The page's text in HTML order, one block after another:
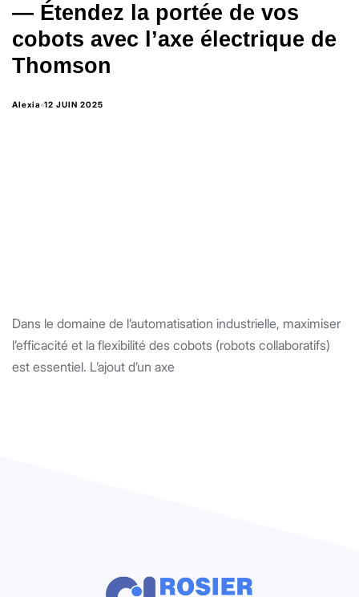
— Étendez la portée de vos
cobots avec l’axe électrique de
Thomson
Alexia 12 JUIN 2025
Dans le domaine de l’automatisation industrielle, maximiser
l’efficacité et la flexibilité des cobots (robots collaboratifs)
est essentiel. L’ajout d’un axe